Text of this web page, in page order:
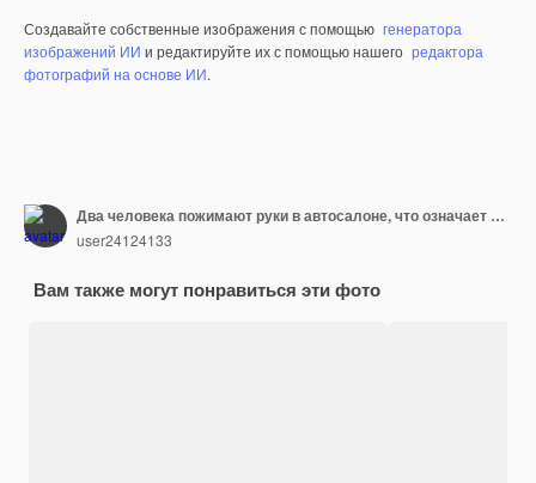
Создавайте собственные изображения с помощью генератора
изображений ИИ и редактируйте их с помощью нашего редактора
фотографий на основе ИИ.
Два человека пожимают руки в автосалоне, что означает успешное завершение покупки автомобиля.
user24124133
Вам также могут понравиться эти фото